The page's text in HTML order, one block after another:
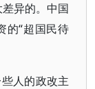
异的。中国
的“超国民待
人的政改主